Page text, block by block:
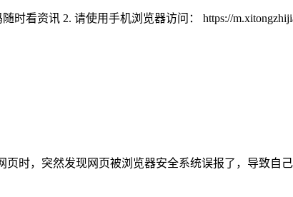
随时看资讯 2. 请使用手机浏览器访问： https://
，突然发现网页被浏览器安全系统误报了，导致自